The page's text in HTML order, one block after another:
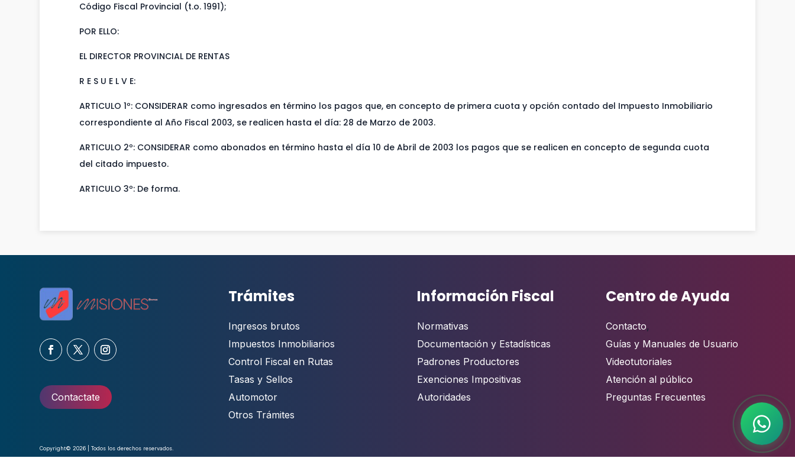
Código Fiscal Provincial (t.o. 1991);
POR ELLO:
EL DIRECTOR PROVINCIAL DE RENTAS
R E S U E L V E:
ARTICULO 1º: CONSIDERAR como ingresados en término los pagos que, en concepto de primera cuota y opción contado del Impuesto Inmobiliario
correspondiente al Año Fiscal 2003, se realicen hasta el día: 28 de Marzo de 2003.
ARTICULO 2º: CONSIDERAR como abonados en término hasta el día 10 de Abril de 2003 los pagos que se realicen en concepto de segunda cuota
del citado impuesto.
ARTICULO 3º: De forma.
Contactate
Copyright© 2026 | Todos los derechos reservados.
Trámites
Ingresos brutos
Impuestos Inmobiliarios
Control Fiscal en Rutas
Tasas y Sellos
Automotor
Otros Trámites
Información Fiscal
Normativas
Documentación y Estadísticas
Padrones Productores
Exenciones Impositivas
Autoridades
Centro de Ayuda
Contacto,
Guías y Manuales de Usuario
Videotutoriales
Atención al público
Preguntas Frecuentes